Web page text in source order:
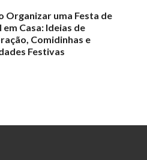
Organizar uma Festa de
em Casa: Ideias de
Comidinhas e
Festivas